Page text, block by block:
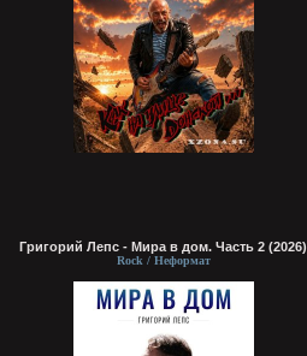
Григорий Лепс - Мира в дом. Часть 2 (2026)
Rock / Неформат